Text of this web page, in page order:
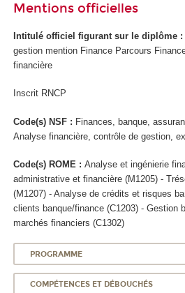
Mentions officielles
Intitulé officiel figurant sur le diplôme :
gestion mention Finance Parcours
financière
Inscrit RNCP
Code(s) NSF : Finances, banque,
Analyse financière, contrôle de gestion,
Code(s) ROME : Analyse et ingénierie
administrative et financière (M1205) -
(M1207) - Analyse de crédits et risques
clients banque/finance (C1203) - Gestion
marchés financiers (C1302)
PROGRAMME
COMPÉTENCES ET DÉBOUCHÉS